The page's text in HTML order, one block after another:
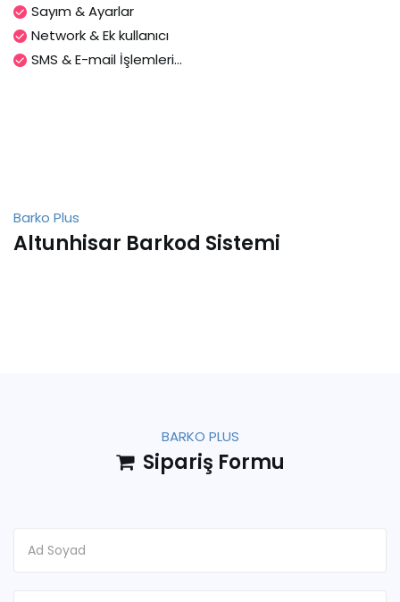
Sayım & Ayarlar
Network & Ek kullanıcı
SMS & E-mail İşlemleri...
Barko Plus
Altunhisar Barkod Sistemi
BARKO PLUS
Sipariş Formu